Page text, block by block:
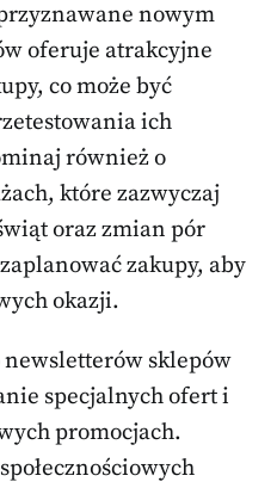
nowym
oferuje atrakcyjne
co może być
ich
również o
które zazwyczaj
oraz zmian pór
zakupy, aby
okazji.
sklepów
specjalnych ofert i
promocjach.